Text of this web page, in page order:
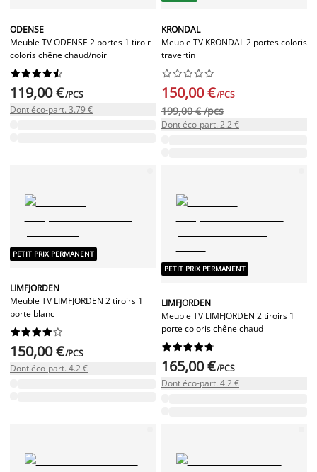
ODENSE
Meuble TV ODENSE 2 portes 1 tiroir
coloris chêne chaud/noir






119,00 €/PCS
Dont éco-part. 3.79 €
KRONDAL
Meuble TV KRONDAL 2 portes coloris
travertin






150,00 €/PCS
199,00 € /pcs
Dont éco-part. 2.2 €
PETIT PRIX PERMANENT
LIMFJORDEN
Meuble TV LIMFJORDEN 2 tiroirs 1
porte blanc






150,00 €/PCS
Dont éco-part. 4.2 €
PETIT PRIX PERMANENT
LIMFJORDEN
Meuble TV LIMFJORDEN 2 tiroirs 1
porte coloris chêne chaud






165,00 €/PCS
Dont éco-part. 4.2 €